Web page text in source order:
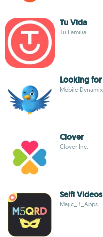
Tu Vida
Tu Familia
Looking
Mobile Dynamix
Clover
Clover Inc.
Selfi
Majic_B_Apps